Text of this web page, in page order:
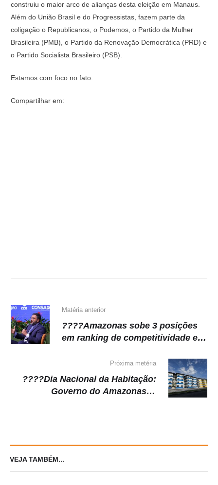
construiu o maior arco de alianças desta eleição em Manaus.
Além do União Brasil e do Progressistas, fazem parte da
coligação o Republicanos, o Podemos, o Partido da Mulher
Brasileira (PMB), o Partido da Renovação Democrática (PRD) e
o Partido Socialista Brasileiro (PSB).
Estamos com foco no fato.
Compartilhar em:
Matéria anterior
????Amazonas sobe 3 posições
em ranking de competitividade e
segurança e inovação
Próxima metéria
????Dia Nacional da Habitação:
Governo do Amazonas já
VEJA TAMBÉM...